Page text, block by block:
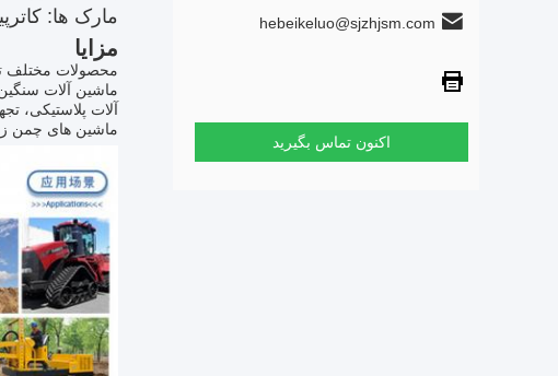
hebeikeluo@sjzhjsm.com
اکنون تماس بگیرید
مارک ها:
مزایا
محصولات مختلف
ماشین آلات
آلات پلاستیکی،
ماشین های چمن